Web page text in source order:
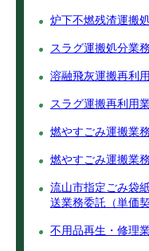
炉下不燃残渣運搬
スラグ運搬処分業
溶融飛灰運搬再利
スラグ運搬再利用
燃やすごみ運搬業
燃やすごみ運搬業
流山市指定ごみ袋
送業務委託（単価
不用品再生・修理